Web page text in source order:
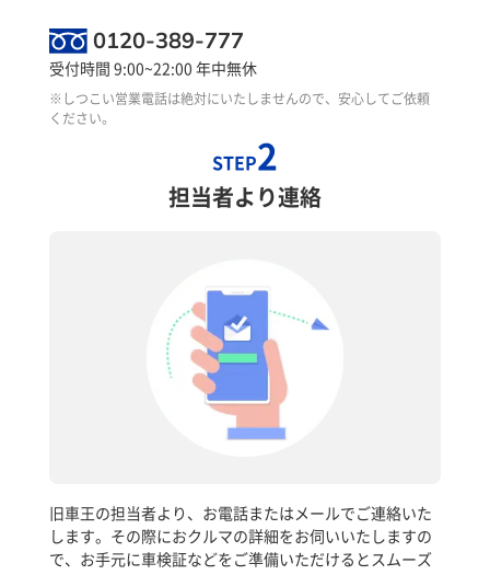
0120-389-777
受付時間 9:00~22:00 年中無休
※しつこい営業電話は絶対にいたしませんので、安心してご依頼
ください。
STEP2
担当者より連絡
旧車王の担当者より、お電話またはメールでご連絡いた
します。その際におクルマの詳細をお伺いいたしますの
で、お手元に車検証などをご準備いただけるとスムーズ